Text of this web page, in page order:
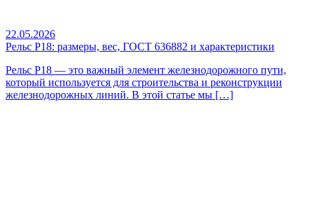
22.05.2026
Рельс Р18: размеры, вес, ГОСТ 636882 и характеристики
Рельс Р18 — это важный элемент железнодорожного пути,
который используется для строительства и реконструкции
железнодорожных линий. В этой статье мы […]